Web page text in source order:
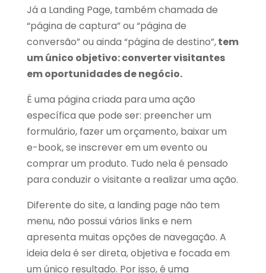
Já a Landing Page, também chamada de
“página de captura” ou “página de
conversão” ou ainda “página de destino”,tem
um único objetivo: converter visitantes
em oportunidades de negócio.
É uma página criada para uma ação
específica que pode ser: preencher um
formulário, fazer um orçamento, baixar um
e-book, se inscrever em um evento ou
comprar um produto. Tudo nela é pensado
para conduzir o visitante a realizar uma ação.
Diferente do site, a landing page não tem
menu, não possui vários links e nem
apresenta muitas opções de navegação. A
ideia dela é ser direta, objetiva e focada em
um único resultado. Por isso, é uma